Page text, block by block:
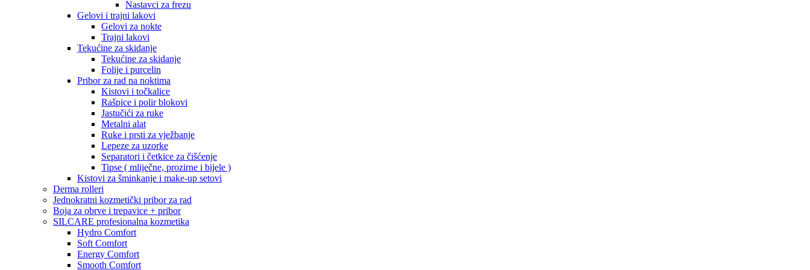
Nastavci za frezu
Gelovi i trajni lakovi
Gelovi za nokte
Trajni lakovi
Tekućine za skidanje
Tekućine za skidanje
Folije i purcelin
Pribor za rad na noktima
Kistovi i točkalice
Rašpice i polir blokovi
Jastučići za ruke
Metalni alat
Ruke i prsti za vježbanje
Lepeze za uzorke
Separatori i četkice za čišćenje
Tipse ( mliječne, prozirne i bijele )
Kistovi za šminkanje i make-up setovi
Derma rolleri
Jednokratni kozmetički pribor za rad
Boja za obrve i trepavice + pribor
SILCARE profesionalna kozmetika
Hydro Comfort
Soft Comfort
Energy Comfort
Smooth Comfort